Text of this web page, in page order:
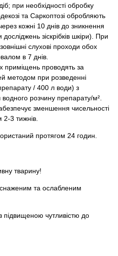
при необхідності обробку
та Саркоптозі обробляють
кожні 10 днів до зникнення
зіскрібків шкіри). При
слухові проходи обох
в 7 днів.
приміщень проводять за
методом при розведенні
/ 400 л води) з
розчину препарату/м².
зменшення чисельності
2-3 тижнів.
протягом 24 годин.
тварину!
та ослабленим
підвищеною чутливістю до